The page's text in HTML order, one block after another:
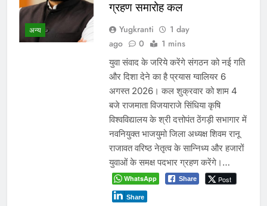
अन्य
ग्रहण समारोह कल
Yugkranti
1 day
ago
0 1 mins
युवा संवाद के जरिये करेंगे संगठन को नई गति
और दिशा देने का है प्रयास ग्वालियर 6
अगस्त 2026। कल शुक्रवार को शाम 4
बजे राजमाता विजयाराजे सिंधिया कृषि
विश्वविद्यालय के श्री दत्तोपंत ठेंगड़ी सभागार में
नवनियुक्त भाजयुमो जिला अध्यक्ष शिवम रानू
राजावत वरिष्ठ नेतृत्व के सान्निध्य और हजारों
युवाओं के समक्ष पदभार ग्रहण करेंगे।…
WhatsApp Share Post
Share